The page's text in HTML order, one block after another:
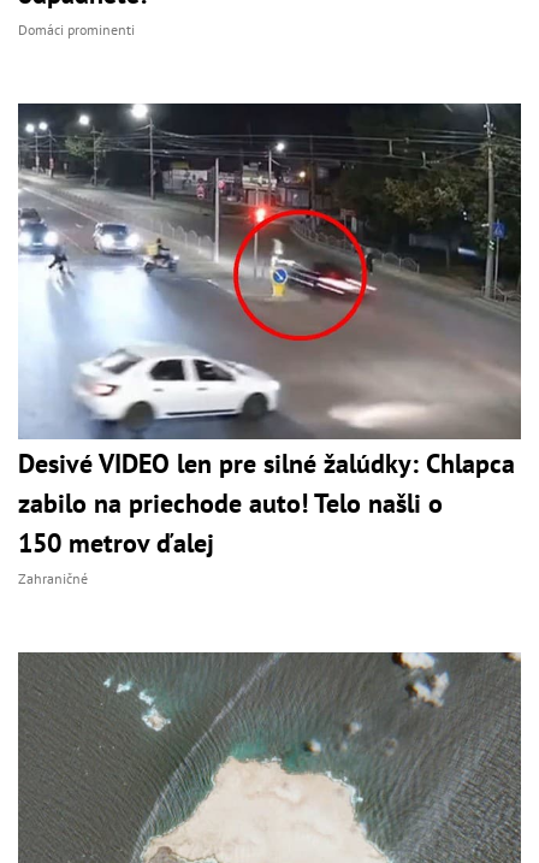
Domáci prominenti
Desivé VIDEO len pre silné žalúdky: Chlapca
zabilo na priechode auto! Telo našli o
150 metrov ďalej
Zahraničné